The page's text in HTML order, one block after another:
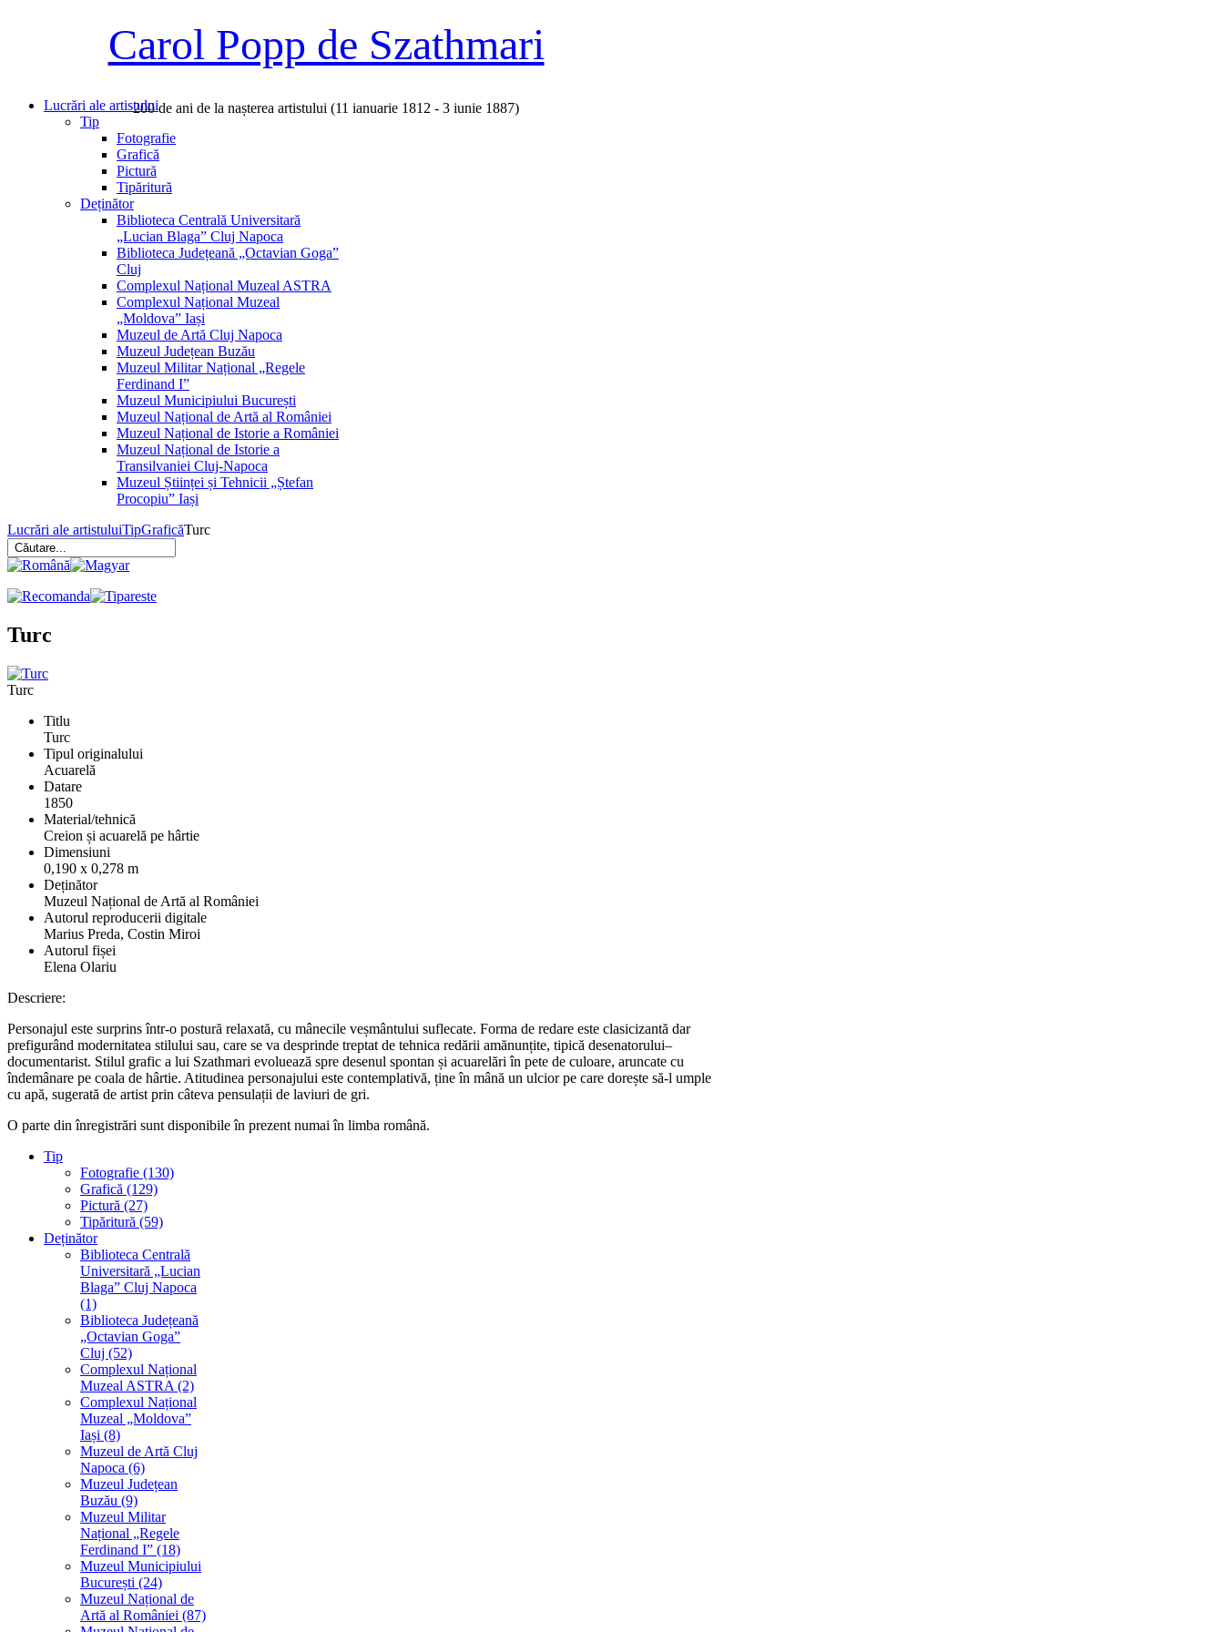
Carol Popp de Szathmari
200 de ani de la nașterea artistului (11 ianuarie 1812 - 3 iunie 1887)
Lucrări ale artistului
Tip
Fotografie
Grafică
Pictură
Tipăritură
Deținător
Biblioteca Centrală Universitară
„Lucian Blaga” Cluj Napoca
Biblioteca Județeană „Octavian Goga”
Cluj
Complexul Național Muzeal ASTRA
Complexul Național Muzeal
„Moldova” Iași
Muzeul de Artă Cluj Napoca
Muzeul Județean Buzău
Muzeul Militar Național „Regele
Ferdinand I”
Muzeul Municipiului București
Muzeul Național de Artă al României
Muzeul Național de Istorie a României
Muzeul Național de Istorie a
Transilvaniei Cluj-Napoca
Muzeul Științei și Tehnicii „Ștefan
Procopiu” Iași
Lucrări ale artistuluiTipGraficăTurc
Turc
Turc
Titlu
Turc
Tipul originalului
Acuarelă
Datare
1850
Material/tehnică
Creion și acuarelă pe hârtie
Dimensiuni
0,190 x 0,278 m
Deținător
Muzeul Național de Artă al României
Autorul reproducerii digitale
Marius Preda, Costin Miroi
Autorul fișei
Elena Olariu
Descriere:
Personajul este surprins într-o postură relaxată, cu mânecile veșmântului suflecate. Forma de redare este clasicizantă dar
prefigurând modernitatea stilului sau, care se va desprinde treptat de tehnica redării amănunțite, tipică desenatorului–
documentarist. Stilul grafic a lui Szathmari evoluează spre desenul spontan și acuarelări în pete de culoare, aruncate cu
îndemânare pe coala de hârtie. Atitudinea personajului este contemplativă, ține în mână un ulcior pe care dorește să-l umple
cu apă, sugerată de artist prin câteva pensulații de laviuri de gri.
O parte din înregistrări sunt disponibile în prezent numai în limba română.
Tip
Fotografie (130)
Grafică (129)
Pictură (27)
Tipăritură (59)
Deținător
Biblioteca Centrală
Universitară „Lucian
Blaga” Cluj Napoca
(1)
Biblioteca Județeană
„Octavian Goga”
Cluj (52)
Complexul Național
Muzeal ASTRA (2)
Complexul Național
Muzeal „Moldova”
Iași (8)
Muzeul de Artă Cluj
Napoca (6)
Muzeul Județean
Buzău (9)
Muzeul Militar
Național „Regele
Ferdinand I” (18)
Muzeul Municipiului
București (24)
Muzeul Național de
Artă al României (87)